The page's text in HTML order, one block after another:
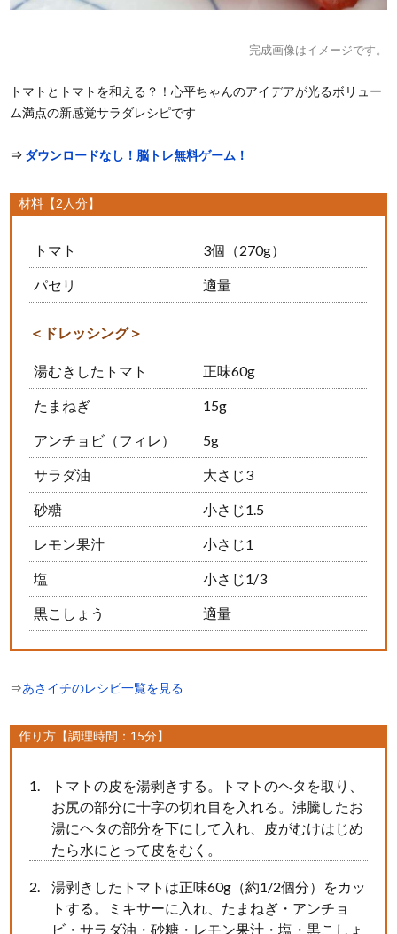
完成画像はイメージです。
トマトとトマトを和える？！心平ちゃんのアイデアが光るボリュー
ム満点の新感覚サラダレシピです
⇒ ダウンロードなし！脳トレ無料ゲーム！
材料【2人分】
トマト 3個（270g）
パセリ 適量
＜ドレッシング＞
湯むきしたトマト 正味60g
たまねぎ 15g
アンチョビ（フィレ） 5g
サラダ油 大さじ3
砂糖 小さじ1.5
レモン果汁 小さじ1
塩 小さじ1/3
黒こしょう 適量
⇒あさイチのレシピ一覧を見る
作り方【調理時間：15分】
トマトの皮を湯剥きする。トマトのヘタを取り、
お尻の部分に十字の切れ目を入れる。沸騰したお
湯にヘタの部分を下にして入れ、皮がむけはじめ
たら水にとって皮をむく。
湯剥きしたトマトは正味60g（約1/2個分）をカッ
トする。ミキサーに入れ、たまねぎ・アンチョ
ビ・サラダ油・砂糖・レモン果汁・塩・黒こしょ